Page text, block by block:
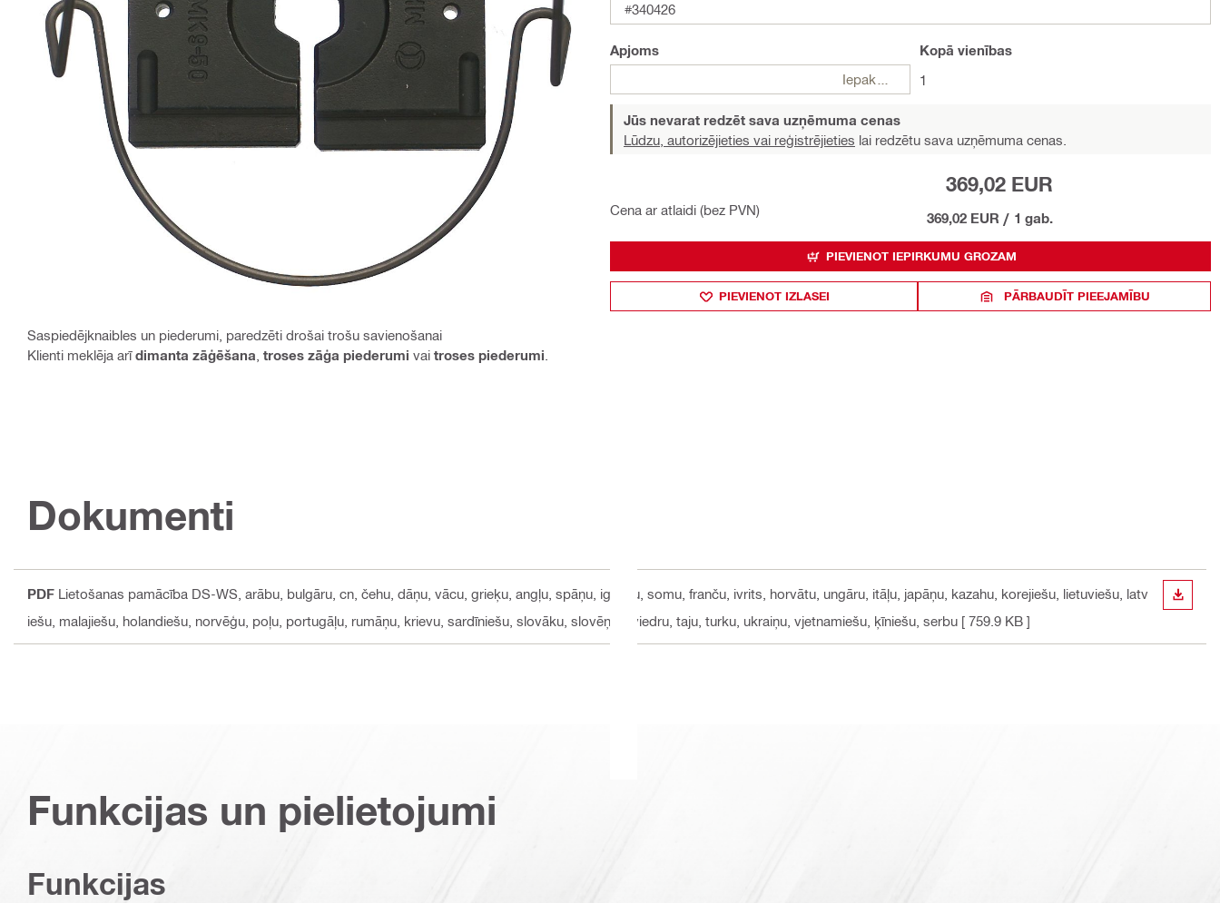
Saspiedējknaibles un piederumi, paredzēti drošai trošu savienošanai
Klienti meklēja arīdimanta zāģēšana troses zāģa piederumi vai troses piederumi
#340426
Apjoms
Iepakojumi
Kopā vienības
1
Jūs nevarat redzēt sava uzņēmuma cenas
Lūdzu, autorizējieties vai reģistrējieties lai redzētu sava uzņēmuma cenas.
Cena ar atlaidi (bez PVN)
369,02 EUR
369,02 EUR / 1 gab.
PIEVIENOT IEPIRKUMU GROZAM
PIEVIENOT IZLASEI PĀRBAUDĪT PIEEJAMĪBU
Dokumenti
PDF Lietošanas pamācība DS-WS , arābu, bulgāru, cn, čehu, dāņu, vācu, grieķu, angļu, spāņu, igauņu, somu, franču, ivrits, horvātu, ungāru, itāļu, japāņu, kazahu, korejiešu, lietuviešu, latv
iešu, malajiešu, holandiešu, norvēģu, poļu, portugāļu, rumāņu, krievu, sardīniešu, slovāku, slovēņu, zviedru, taju, turku, ukraiņu, vjetnamiešu, ķīniešu, serbu [ 759.9 KB ]
Funkcijas un pielietojumi
Funkcijas